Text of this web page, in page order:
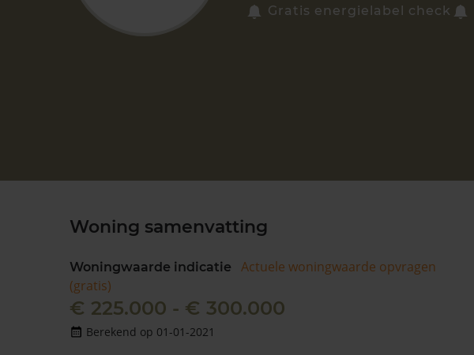
Gratis energielabel check
Woning samenvatting
Woningwaarde indicatie
Actuele woningwaarde opvragen
(gratis)
€ 225.000 - € 300.000
Berekend op 01-01-2021